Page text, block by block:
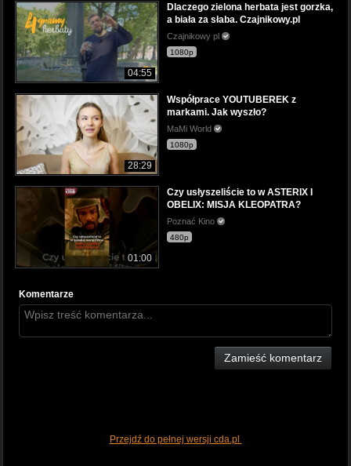
04:55
Dlaczego zielona herbata jest gorzka,
a biała za słaba. Czajnikowy.pl
Czajnikowy pl
1080p
28:29
Współprace YOUTUBEREK z
markami. Jak wyszło?
MaMi World
1080p
01:00
Czy usłyszeliście to w ASTERIX I
OBELIX: MISJA KLEOPATRA?
Poznać Kino
480p
Komentarze
Zamieść komentarz
Przejdź do pełnej wersji cda.pl